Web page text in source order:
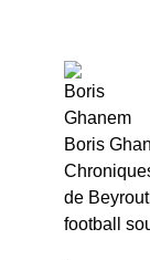
Boris
de
football